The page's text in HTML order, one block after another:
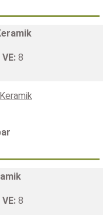
VE: 8
VE: 8